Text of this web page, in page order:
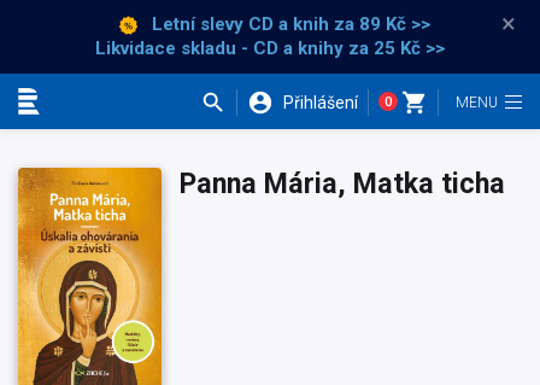
Letní slevy CD a knih za 89 Kč >>
Likvidace skladu - CD a knihy za 25 Kč >>
×
Přihlášení 0
Panna Mária, Matka ticha